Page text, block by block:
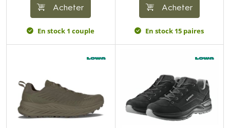
Acheter
En stock 1 couple
Acheter
En stock 15 paires